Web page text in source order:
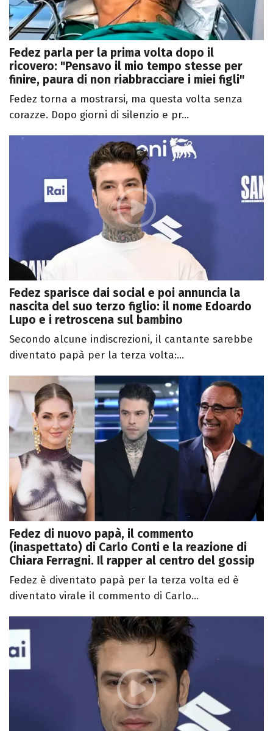
Fedez parla per la prima volta dopo il
ricovero: "Pensavo il mio tempo stesse per
finire, paura di non riabbracciare i miei figli"
Fedez torna a mostrarsi, ma questa volta senza
corazze. Dopo giorni di silenzio e pr...
Fedez sparisce dai social e poi annuncia la
nascita del suo terzo figlio: il nome Edoardo
Lupo e i retroscena sul bambino
Secondo alcune indiscrezioni, il cantante sarebbe
diventato papà per la terza volta:...
Fedez di nuovo papà, il commento
(inaspettato) di Carlo Conti e la reazione di
Chiara Ferragni. Il rapper al centro del gossip
Fedez è diventato papà per la terza volta ed è
diventato virale il commento di Carlo...